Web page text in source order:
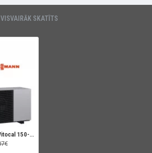
VISVAIRĀK SKATĪTS
Viessmann 5,6kW Vitocal 150-A ONE BASE (AWO-E-AC)